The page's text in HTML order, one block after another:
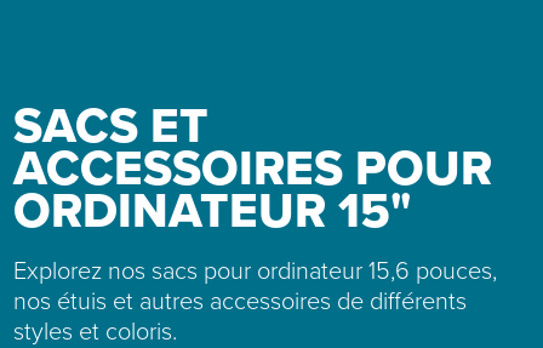
SACS ET
ACCESSOIRES POUR
ORDINATEUR 15"
Explorez nos sacs pour ordinateur 15,6 pouces,
nos étuis et autres accessoires de différents
styles et coloris.